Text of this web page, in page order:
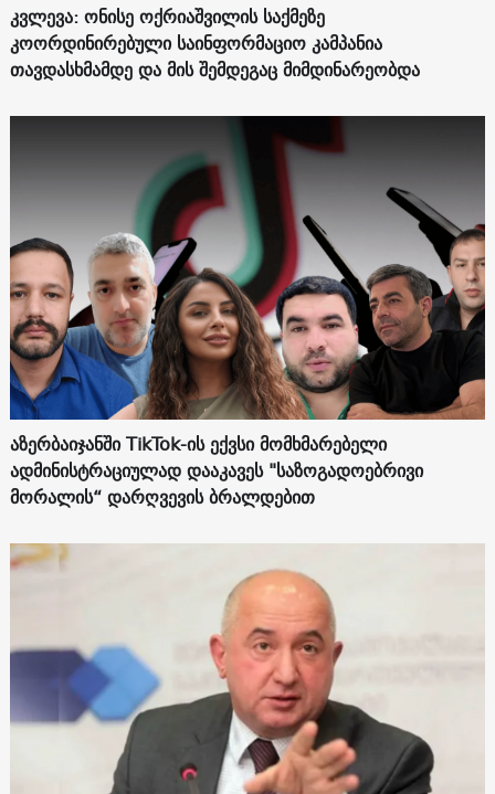
კვლევა: ონისე ოქრიაშვილის საქმეზე
კოორდინირებული საინფორმაციო კამპანია
თავდასხმამდე და მის შემდეგაც მიმდინარეობდა
აზერბაიჯანში TikTok-ის ექვსი მომხმარებელი
ადმინისტრაციულად დააკავეს "საზოგადოებრივი
მორალის“ დარღვევის ბრალდებით